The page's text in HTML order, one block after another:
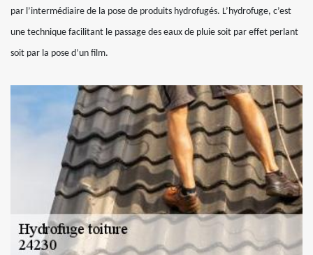
par l’intermédiaire de la pose de produits hydrofugés. L’hydrofuge, c’est
une technique facilitant le passage des eaux de pluie soit par effet perlant
soit par la pose d’un film.